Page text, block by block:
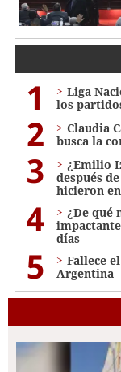
1
Liga
los
2
Claudia
busca la
3
¿Emilio
después
hicieron
4
¿De qué
días
5
Fallece
Argentina